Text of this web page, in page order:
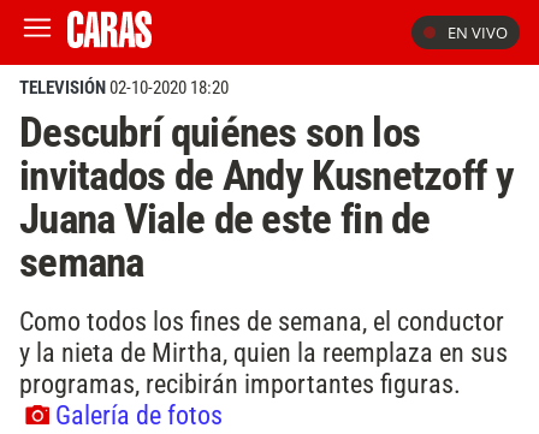
EN VIVO
TELEVISIÓN02-10-2020 18:20
Descubrí quiénes son los
invitados de Andy Kusnetzoff y
Juana Viale de este fin de
semana
Como todos los fines de semana, el conductor
y la nieta de Mirtha, quien la reemplaza en sus
programas, recibirán importantes figuras.
Galería de fotos